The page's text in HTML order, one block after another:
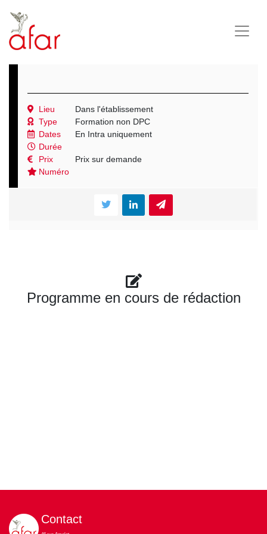
Lieu
Dans l'établissement
Type
Formation non DPC
Dates
En Intra uniquement
Durée
Prix
Prix sur demande
Numéro
Programme en cours de rédaction
Contact